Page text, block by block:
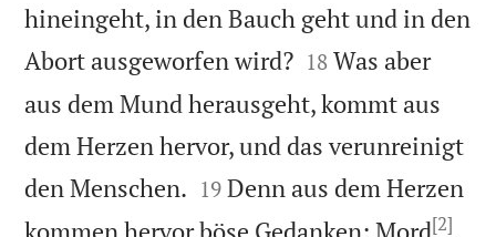
hineingeht, in den Bauch geht und in den
Abort ausgeworfen wird?
18 Was aber
aus dem Mund herausgeht, kommt aus
dem Herzen hervor, und das verunreinigt
den Menschen. 

19 Denn aus dem Herzen
[2]